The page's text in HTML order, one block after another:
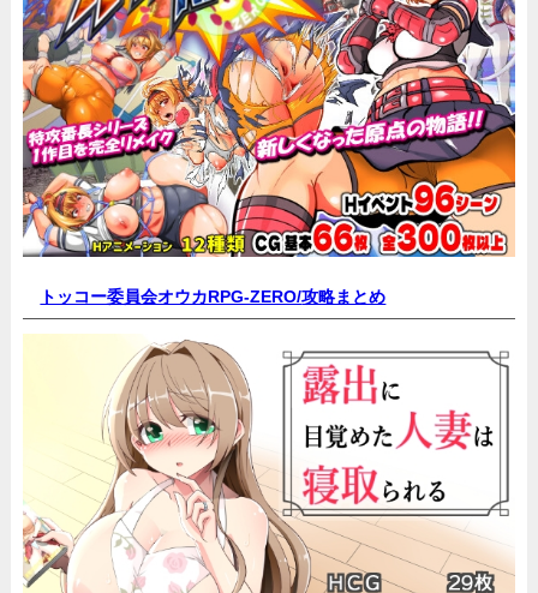
トッコー委員会オウカRPG-ZERO/攻略まとめ